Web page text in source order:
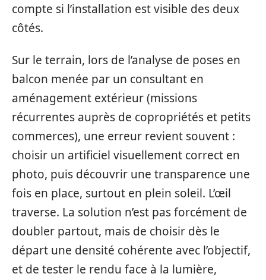
compte si l’installation est visible des deux
côtés.
Sur le terrain, lors de l’analyse de poses en
balcon menée par un consultant en
aménagement extérieur (missions
récurrentes auprès de copropriétés et petits
commerces), une erreur revient souvent :
choisir un artificiel visuellement correct en
photo, puis découvrir une transparence une
fois en place, surtout en plein soleil. L’œil
traverse. La solution n’est pas forcément de
doubler partout, mais de choisir dès le
départ une densité cohérente avec l’objectif,
et de tester le rendu face à la lumière,